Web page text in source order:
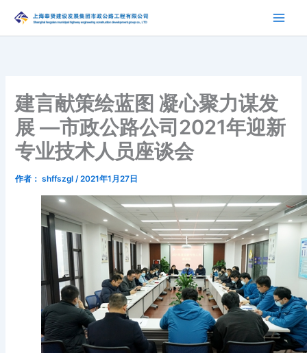
内
建言献策绘蓝图 凝心聚力谋发
展 —市政公路公司2021年迎新
专业技术人员座谈会
作者： shffszgl/2021年1月27日